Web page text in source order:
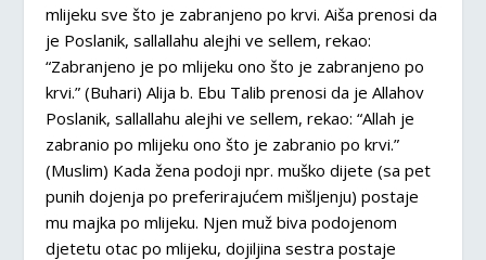
mlijeku sve što je zabranjeno po krvi. Aiša prenosi da
je Poslanik, sallallahu alejhi ve sellem, rekao:
“Zabranjeno je po mlijeku ono što je zabranjeno po
krvi.” (Buhari) Alija b. Ebu Talib prenosi da je Allahov
Poslanik, sallallahu alejhi ve sellem, rekao: “Allah je
zabranio po mlijeku ono što je zabranio po krvi.”
(Muslim) Kada žena podoji npr. muško dijete (sa pet
punih dojenja po preferirajućem mišljenju) postaje
mu majka po mlijeku. Njen muž biva podojenom
djetetu otac po mlijeku, dojiljina sestra postaje